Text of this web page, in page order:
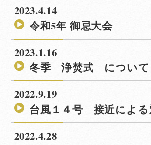
2023.4.14
令和5年 御忌大会
2023.1.16
冬季 浄焚式 について
2022.9.19
台風１４号 接近による
2022.4.28